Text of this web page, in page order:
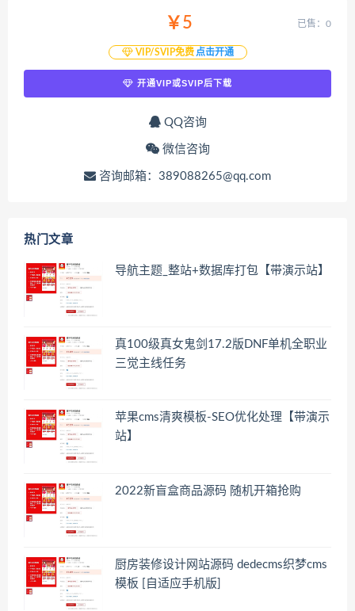
￥5
VIP/SVIP免费 点击开通
已售：0
开通VIP或SVIP后下载
QQ咨询
微信咨询
咨询邮箱：389088265@qq.com
热门文章
导航主题_整站+数据库打包【带演示站】
真100级真女鬼剑17.2版DNF单机全职业
三觉主线任务
苹果cms清爽模板-SEO优化处理【带演示
站】
2022新盲盒商品源码 随机开箱抢购
厨房装修设计网站源码 dedecms织梦cms
模板 [自适应手机版]